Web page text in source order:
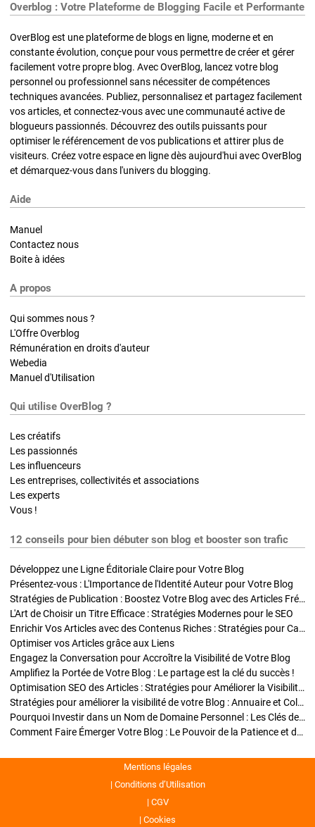
Overblog : Votre Plateforme de Blogging Facile et Performante
OverBlog est une plateforme de blogs en ligne, moderne et en
constante évolution, conçue pour vous permettre de créer et gérer
facilement votre propre blog. Avec OverBlog, lancez votre blog
personnel ou professionnel sans nécessiter de compétences
techniques avancées. Publiez, personnalisez et partagez facilement
vos articles, et connectez-vous avec une communauté active de
blogueurs passionnés. Découvrez des outils puissants pour
optimiser le référencement de vos publications et attirer plus de
visiteurs. Créez votre espace en ligne dès aujourd'hui avec OverBlog
et démarquez-vous dans l'univers du blogging.
Aide
Manuel
Contactez nous
Boite à idées
A propos
Qui sommes nous ?
L'Offre Overblog
Rémunération en droits d'auteur
Webedia
Manuel d'Utilisation
Qui utilise OverBlog ?
Les créatifs
Les passionnés
Les influenceurs
Les entreprises, collectivités et associations
Les experts
Vous !
12 conseils pour bien débuter son blog et booster son trafic
Développez une Ligne Éditoriale Claire pour Votre Blog
Présentez-vous : L'Importance de l'Identité Auteur pour Votre Blog
Stratégies de Publication : Boostez Votre Blog avec des Articles Fréquents et Exclusifs
L'Art de Choisir un Titre Efficace : Stratégies Modernes pour le SEO
Enrichir Vos Articles avec des Contenus Riches : Stratégies pour Captiver et Optimiser
Optimiser vos Articles grâce aux Liens
Engagez la Conversation pour Accroître la Visibilité de Votre Blog
Amplifiez la Portée de Votre Blog : Le partage est la clé du succès !
Optimisation SEO des Articles : Stratégies pour Améliorer la Visibilité de Votre Blog
Stratégies pour améliorer la visibilité de votre Blog : Annuaire et Collaborations
Pourquoi Investir dans un Nom de Domaine Personnel : Les Clés de la Réussite de Votre Blog
Comment Faire Émerger Votre Blog : Le Pouvoir de la Patience et de la Persévérance
Mentions légales
Conditions d’Utilisation
CGV
Cookies